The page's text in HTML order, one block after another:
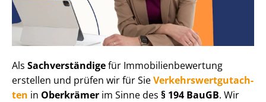
Als Sachverständigefür Im­mo­bi­li­en­be­wer­tung
erstellen und prüfen wir für SieVer­kehrs­wert­gut­ach­
ten in Oberkrämer im Sinne des § 194 BauGB. Wir